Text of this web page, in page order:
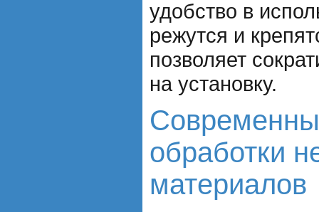
удобство в
режутся и
позволяет
на установку.
обработки
материалов